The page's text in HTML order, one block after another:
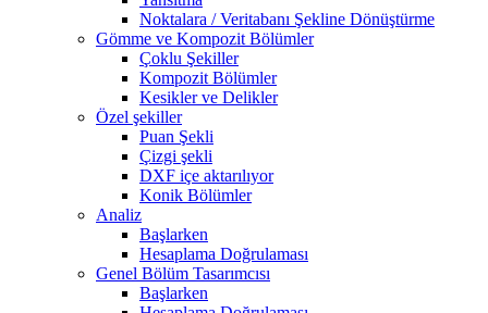
Noktalara / Veritabanı Şekline Dönüştürme
Gömme ve Kompozit Bölümler
Çoklu Şekiller
Kompozit Bölümler
Kesikler ve Delikler
Özel şekiller
Puan Şekli
Çizgi şekli
DXF içe aktarılıyor
Konik Bölümler
Analiz
Başlarken
Hesaplama Doğrulaması
Genel Bölüm Tasarımcısı
Başlarken